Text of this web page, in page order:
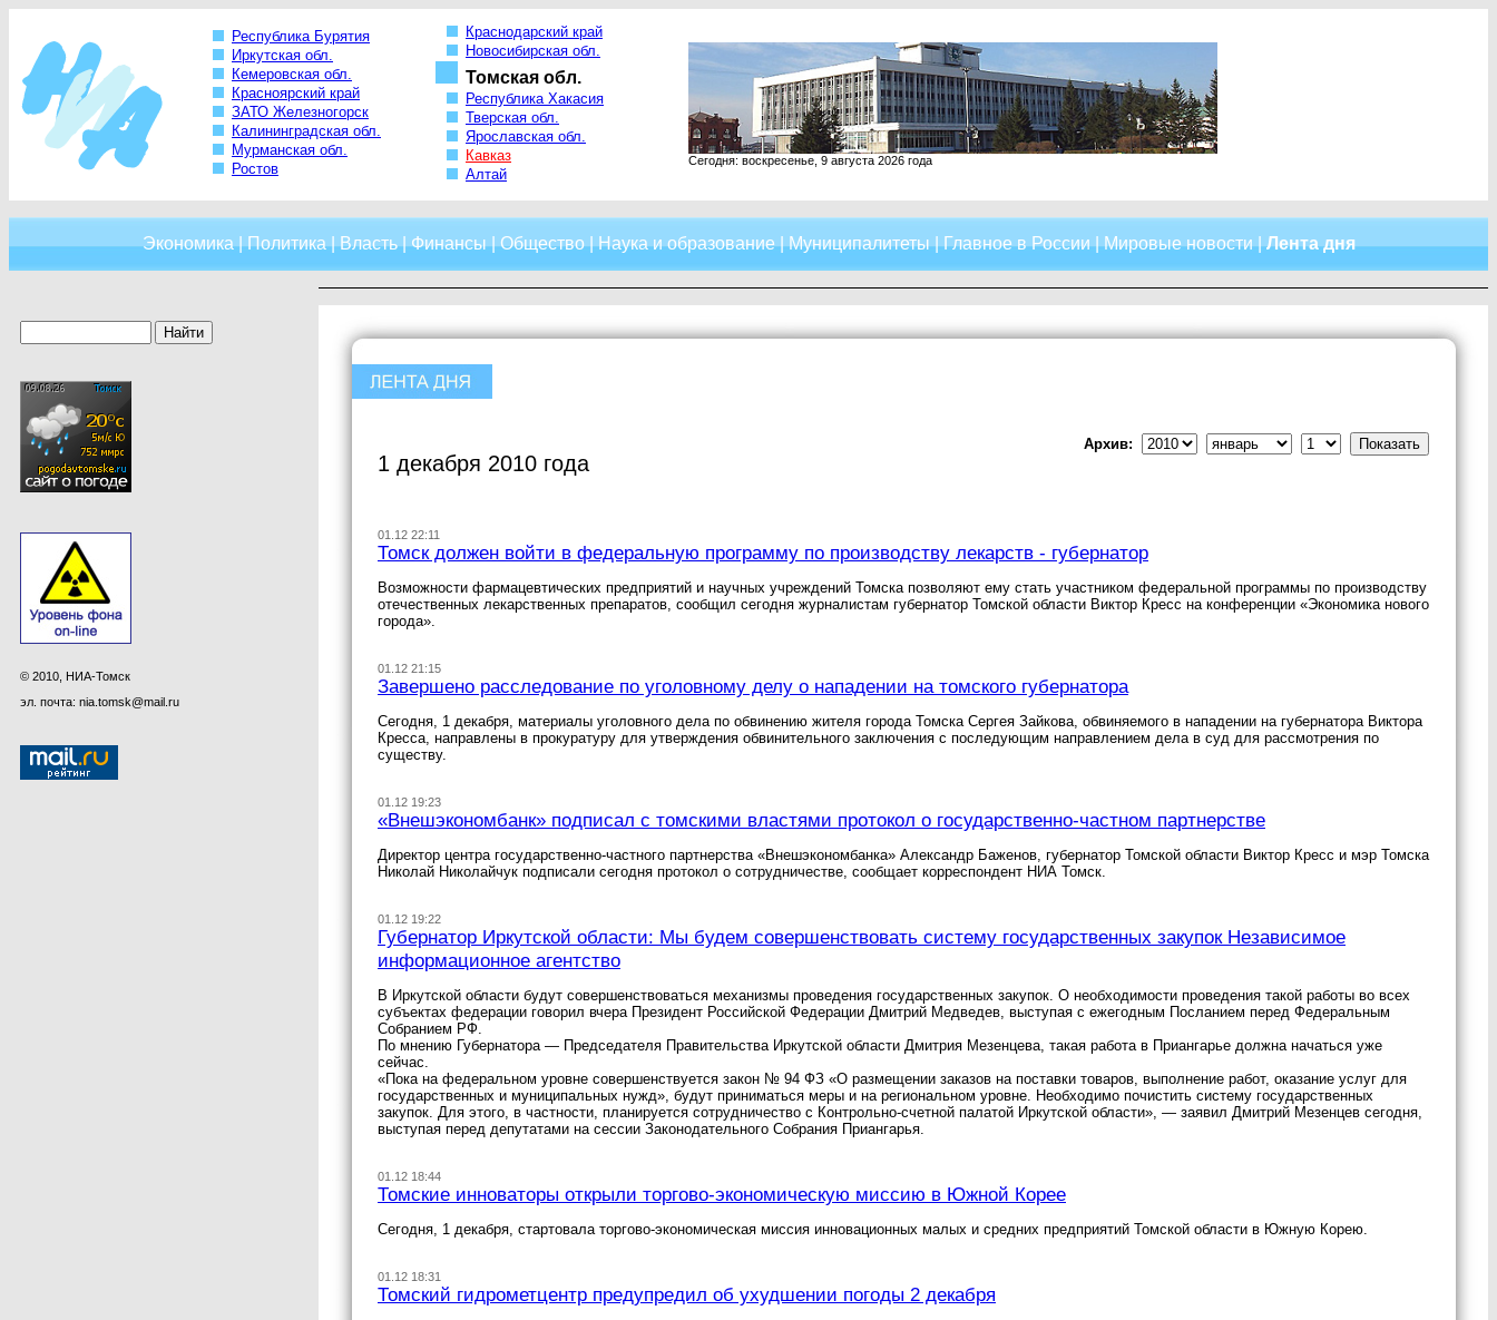
Республика Бурятия
Иркутская обл.
Кемеровская обл.
Красноярский край
ЗАТО Железногорск
Калининградская обл.
Мурманская обл.
Ростов
Краснодарский край
Новосибирская обл.
Томская обл.
Республика Хакасия
Тверская обл.
Ярославская обл.
Кавказ
Алтай
Сегодня: воскресенье, 9 августа 2026 года
Экономика|Политика|Власть|Финансы|Общество|Наука и образование|Муниципалитеты|Главное в России|Мировые новости|Лента дня
© 2010, НИА-Томск
эл. почта: nia.tomsk@mail.ru
1 декабря 2010 года
Архив:
01.12 22:11
Томск должен войти в федеральную программу по производству лекарств - губернатор
Возможности фармацевтических предприятий и научных учреждений Томска позволяют ему стать участником федеральной программы по производству
отечественных лекарственных препаратов, сообщил сегодня журналистам губернатор Томской области Виктор Кресс на конференции «Экономика нового
города».
01.12 21:15
Завершено расследование по уголовному делу о нападении на томского губернатора
Сегодня, 1 декабря, материалы уголовного дела по обвинению жителя города Томска Сергея Зайкова, обвиняемого в нападении на губернатора Виктора
Кресса, направлены в прокуратуру для утверждения обвинительного заключения с последующим направлением дела в суд для рассмотрения по
существу.
01.12 19:23
«Внешэкономбанк» подписал с томскими властями протокол о государственно-частном партнерстве
Директор центра государственно-частного партнерства «Внешэкономбанка» Александр Баженов, губернатор Томской области Виктор Кресс и мэр Томска
Николай Николайчук подписали сегодня протокол о сотрудничестве, сообщает корреспондент НИА Томск.
01.12 19:22
Губернатор Иркутской области: Мы будем совершенствовать систему государственных закупок Независимое
информационное агентство
В Иркутской области будут совершенствоваться механизмы проведения государственных закупок. О необходимости проведения такой работы во всех
субъектах федерации говорил вчера Президент Российской Федерации Дмитрий Медведев, выступая с ежегодным Посланием перед Федеральным
Собранием РФ.
По мнению Губернатора — Председателя Правительства Иркутской области Дмитрия Мезенцева, такая работа в Приангарье должна начаться уже
сейчас.
«Пока на федеральном уровне совершенствуется закон № 94 ФЗ «О размещении заказов на поставки товаров, выполнение работ, оказание услуг для
государственных и муниципальных нужд», будут приниматься меры и на региональном уровне. Необходимо почистить систему государственных
закупок. Для этого, в частности, планируется сотрудничество с Контрольно-счетной палатой Иркутской области», — заявил Дмитрий Мезенцев сегодня,
выступая перед депутатами на сессии Законодательного Собрания Приангарья.
01.12 18:44
Томские инноваторы открыли торгово-экономическую миссию в Южной Корее
Сегодня, 1 декабря, стартовала торгово-экономическая миссия инновационных малых и средних предприятий Томской области в Южную Корею.
01.12 18:31
Томский гидрометцентр предупредил об ухудшении погоды 2 декабря